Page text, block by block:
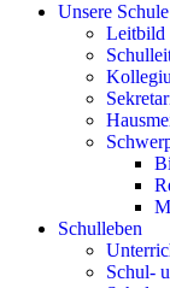
Unsere Schule
Leitbild
Schulleben
Schul-